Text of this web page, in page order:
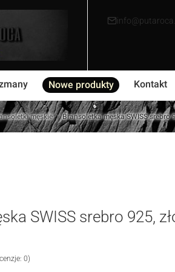
Nowe produkty Kontakt
męskie Bransoletka męska SWISS srebro
SWISS srebro 925,
0)